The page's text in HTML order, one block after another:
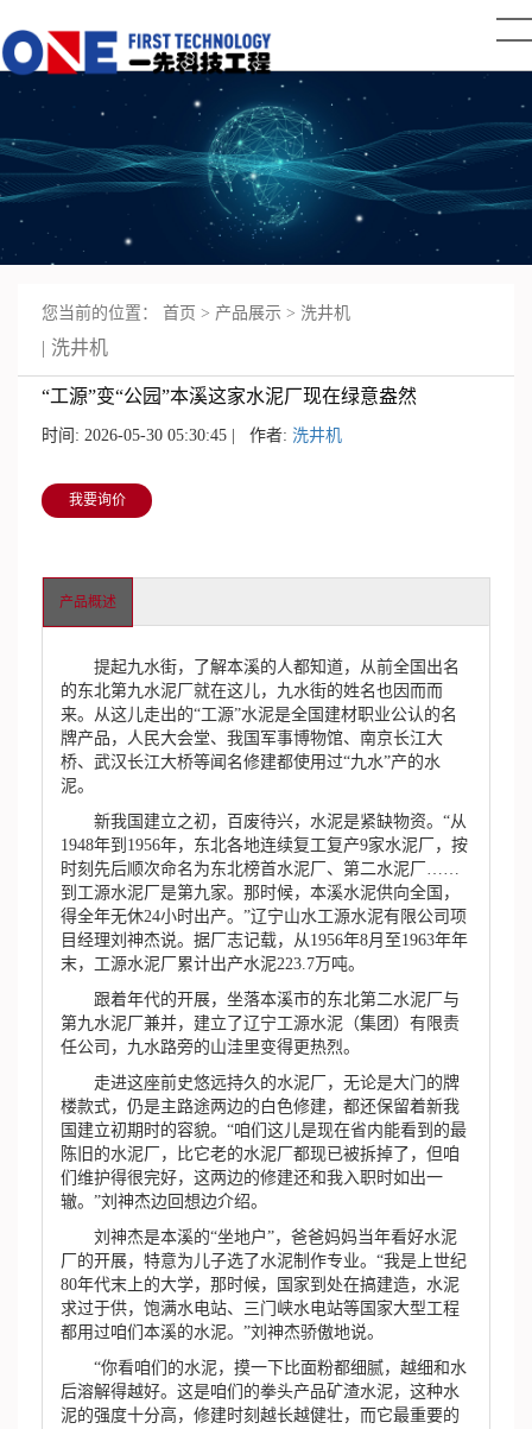
您当前的位置： 首页 > 产品展示 > 洗井机
洗井机
“工源”变“公园”本溪这家水泥厂现在绿意盎然
时间: 2026-05-30 05:30:45 | 作者: 洗井机
我要询价
产品概述
提起九水街，了解本溪的人都知道，从前全国出名
的东北第九水泥厂就在这儿，九水街的姓名也因而而
来。从这儿走出的“工源”水泥是全国建材职业公认的名
牌产品，人民大会堂、我国军事博物馆、南京长江大
桥、武汉长江大桥等闻名修建都使用过“九水”产的水
泥。
新我国建立之初，百废待兴，水泥是紧缺物资。“从
1948年到1956年，东北各地连续复工复产9家水泥厂，按
时刻先后顺次命名为东北榜首水泥厂、第二水泥厂……
到工源水泥厂是第九家。那时候，本溪水泥供向全国，
得全年无休24小时出产。”辽宁山水工源水泥有限公司项
目经理刘神杰说。据厂志记载，从1956年8月至1963年年
末，工源水泥厂累计出产水泥223.7万吨。
跟着年代的开展，坐落本溪市的东北第二水泥厂与
第九水泥厂兼并，建立了辽宁工源水泥（集团）有限责
任公司，九水路旁的山洼里变得更热烈。
走进这座前史悠远持久的水泥厂，无论是大门的牌
楼款式，仍是主路途两边的白色修建，都还保留着新我
国建立初期时的容貌。“咱们这儿是现在省内能看到的最
陈旧的水泥厂，比它老的水泥厂都现已被拆掉了，但咱
们维护得很完好，这两边的修建还和我入职时如出一
辙。”刘神杰边回想边介绍。
刘神杰是本溪的“坐地户”，爸爸妈妈当年看好水泥
厂的开展，特意为儿子选了水泥制作专业。“我是上世纪
80年代末上的大学，那时候，国家到处在搞建造，水泥
求过于供，饱满水电站、三门峡水电站等国家大型工程
都用过咱们本溪的水泥。”刘神杰骄傲地说。
“你看咱们的水泥，摸一下比面粉都细腻，越细和水
后溶解得越好。这是咱们的拳头产品矿渣水泥，这种水
泥的强度十分高，修建时刻越长越健壮，而它最重要的